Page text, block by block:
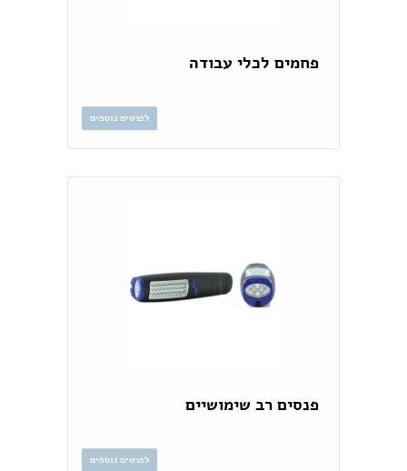
פחמים לכלי עבודה
לפרטים נוספים
פנסים רב שימושיים
לפרטים נוספים